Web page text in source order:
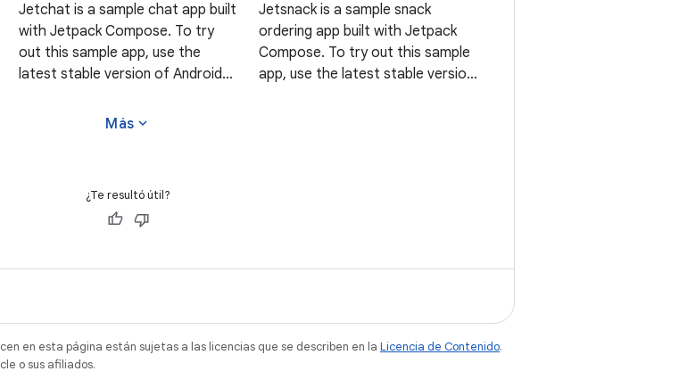
Jetchat is a sample chat app built
with Jetpack Compose. To try
out this sample app, use the
latest stable version of Android
repository or import the project
Jetsnack is a sample snack
ordering app built with Jetpack
Compose. To try out this sample
app, use the latest stable version
Más expand_more
¿Te resultó útil?
en esta página están sujetas a las licencias que se describen en la Licencia de Contenido.
o sus afiliados.